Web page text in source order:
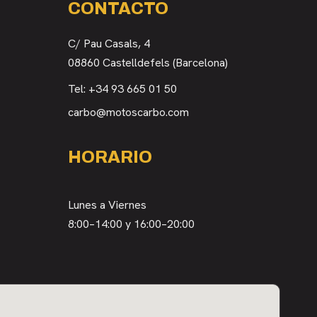
CONTACTO
C/ Pau Casals, 4
08860 Castelldefels (Barcelona)
Tel: +34 93 665 01 50
carbo@motoscarbo.com
HORARIO
Lunes a Viernes
8:00–14:00 y 16:00–20:00